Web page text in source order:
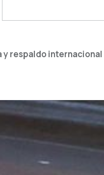
y respaldo internacional